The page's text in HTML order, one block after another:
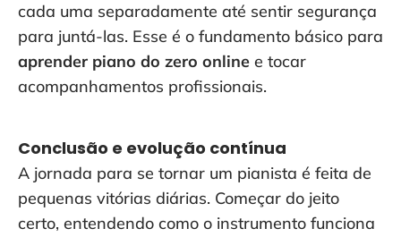
cada uma separadamente até sentir segurança
para juntá-las. Esse é o fundamento básico para
aprender piano do zero online e tocar
acompanhamentos profissionais.
Conclusão e evolução contínua
A jornada para se tornar um pianista é feita de
pequenas vitórias diárias. Começar do jeito
certo, entendendo como o instrumento funciona